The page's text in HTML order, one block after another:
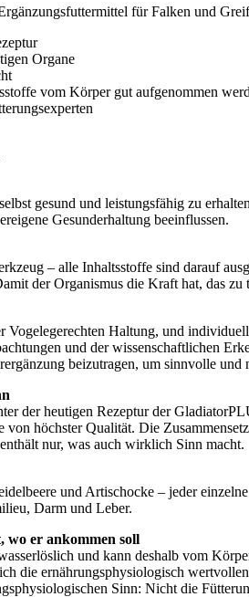
für Falken und
Organe
vom Körper gut aufgenommen
gesund und leistungsfähig zu
Gesunderhaltung beeinflussen.
– alle Inhaltsstoffe sind darauf
der Organismus die Kraft hat, das
Vogelegerechten Haltung, und
und der wissenschaftlichen
beizutragen, um sinnvolle und
der heutigen Rezeptur der
höchster Qualität. Die
nur, was auch wirklich Sinn macht.
und Artischocke – jeder
Darm und Leber.
wo er ankommen soll
und kann deshalb vom
die ernährungsphysiologisch
Sinn: Nicht die